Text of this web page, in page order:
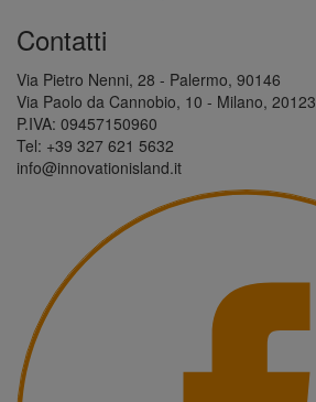
Contatti
Via Pietro Nenni, 28 - Palermo, 90146
Via Paolo da Cannobio, 10 - Milano, 20123
P.IVA: 09457150960
Tel: +39 327 621 5632
info@innovationisland.it